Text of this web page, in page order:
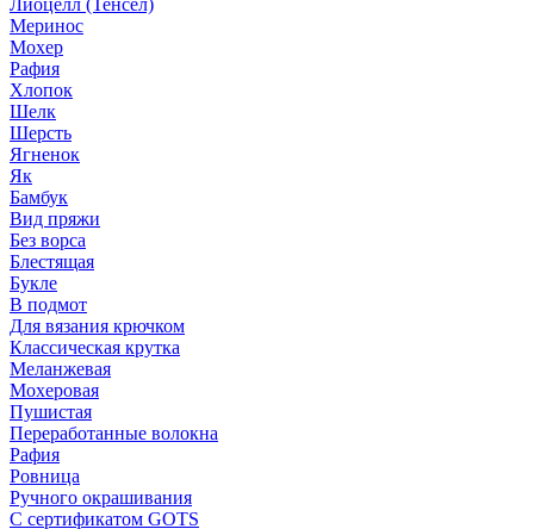
Лиоцелл (Тенсел)
Меринос
Мохер
Рафия
Хлопок
Шелк
Шерсть
Ягненок
Як
Бамбук
Вид пряжи
Без ворса
Блестящая
Букле
В подмот
Для вязания крючком
Классическая крутка
Меланжевая
Мохеровая
Пушистая
Переработанные волокна
Рафия
Ровница
Ручного окрашивания
С сертификатом GOTS